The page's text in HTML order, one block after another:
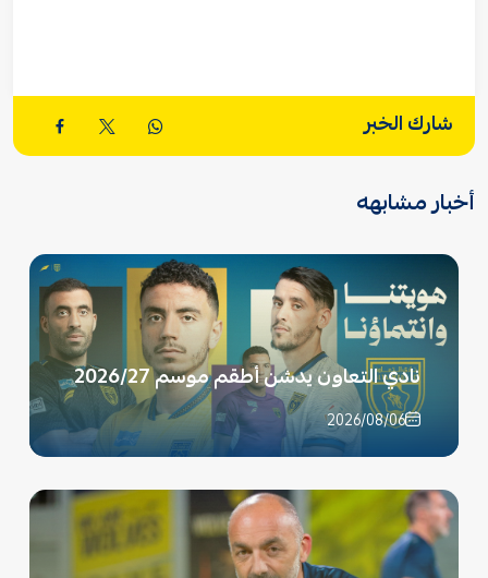
شارك الخبر
أخبار مشابهه
نادي التعاون يدشن أطقم موسم 2026/27
2026/08/06